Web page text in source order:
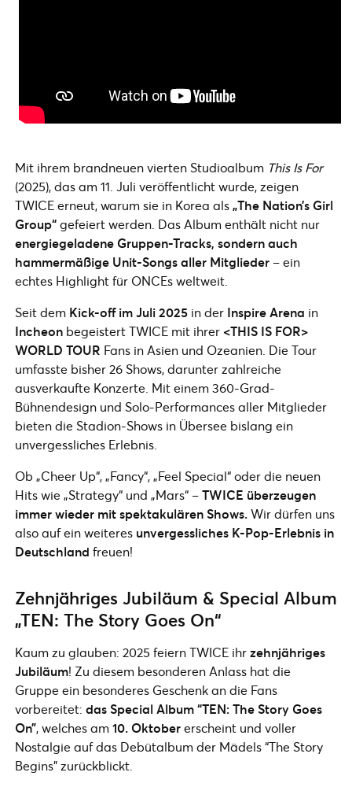
Mit ihrem brandneuen vierten Studioalbum This Is For
(2025), das am 11. Juli veröffentlicht wurde, zeigen
TWICE erneut, warum sie in Korea als„The Nation’s Girl
Group“gefeiert werden. Das Album enthält nicht nur
energiegeladene Gruppen-Tracks, sondern auch
hammermäßige Unit-Songs aller Mitglieder– ein
echtes Highlight für ONCEs weltweit.
Seit dem Kick-off im Juli 2025 in der Inspire Arena in
Incheon begeistert TWICE mit ihrer <THIS IS FOR>
WORLD TOUR Fans in Asien und Ozeanien. Die Tour
umfasste bisher 26 Shows, darunter zahlreiche
ausverkaufte Konzerte. Mit einem 360-Grad-
Bühnendesign und Solo-Performances aller Mitglieder
bieten die Stadion-Shows in Übersee bislang ein
unvergessliches Erlebnis.
Ob „Cheer Up“, „Fancy“, „Feel Special“ oder die neuen
Hits wie „Strategy“ und „Mars“ –TWICE überzeugen
immer wieder mit spektakulären Shows.Wir dürfen uns
also auf ein weiteres unvergessliches K-Pop-Erlebnis in
Deutschland freuen!
Zehnjähriges Jubiläum & Special Album
„TEN: The Story Goes On“
Kaum zu glauben: 2025 feiern TWICE ihrzehnjähriges
Jubiläum! Zu diesem besonderen Anlass hat die
Gruppe ein besonderes Geschenk an die Fans
vorbereitet: das Special Album “TEN: The Story Goes
On”, welches am10. Oktobererscheint und voller
Nostalgie auf das Debütalbum der Mädels “The Story
Begins” zurückblickt.